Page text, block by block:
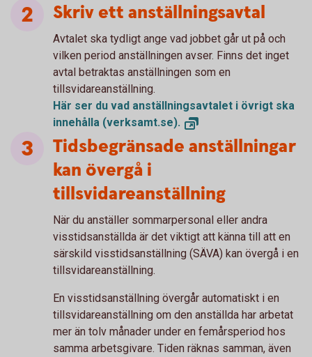
Skriv ett anställningsavtal
Avtalet ska tydligt ange vad jobbet går ut på och
vilken period anställningen avser. Finns det inget
avtal betraktas anställningen som en
tillsvidareanställning.
Här ser du vad anställningsavtalet i övrigt ska
innehålla (verksamt.se).
Tidsbegränsade anställningar
kan övergå i
tillsvidareanställning
När du anställer sommarpersonal eller andra
visstidsanställda är det viktigt att känna till att en
särskild visstidsanställning (SÄVA) kan övergå i en
tillsvidareanställning.
En visstidsanställning övergår automatiskt i en
tillsvidareanställning om den anställda har arbetat
mer än tolv månader under en femårsperiod hos
samma arbetsgivare. Tiden räknas samman, även